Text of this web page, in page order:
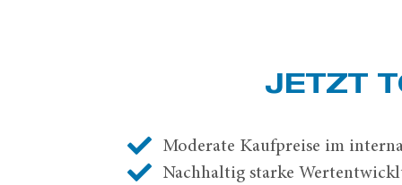
JETZT
Moderate Kaufpreise im
Nachhaltig starke